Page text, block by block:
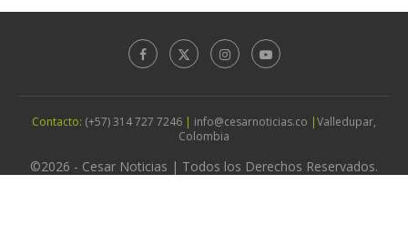
Contacto: (+57) 314 727 7246 | info@cesarnoticias.co |Valledupar,
Colombia
©2026 - Cesar Noticias | Todos los Derechos Reservados.